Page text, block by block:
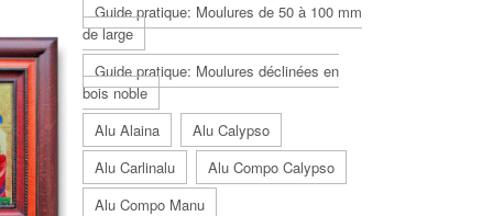
Guide pratique: Moulures de 50 à 100 mm
de large
Guide pratique: Moulures déclinées en
bois noble
Alu Alaina
Alu Calypso
Alu Carlinalu
Alu Compo Calypso
Alu Compo Manu